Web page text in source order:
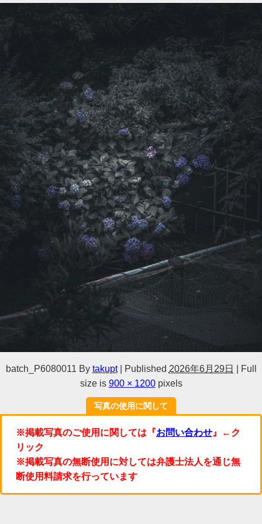
batch_P6080011 By takupt Published 2026年6月29日
Full
size is 900 × 1200pixels
写真の使用に関して
※掲載写真のご使用に関しては『お問い合わせ 』←ク
リック
※掲載写真の無断使用に対しては弁護士法人を通じ無
断使用料請求を行っています